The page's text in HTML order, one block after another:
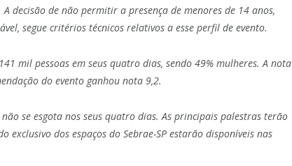
decisão de não permitir a presença de menores de 14 anos,
segue critérios técnicos relativos a esse perfil de evento.
mil pessoas em seus quatro dias, sendo 49% mulheres. A nota
do evento ganhou nota 9,2.
se esgota nos seus quatro dias. As principais palestras terão
dos espaços do Sebrae-SP estarão disponíveis nas